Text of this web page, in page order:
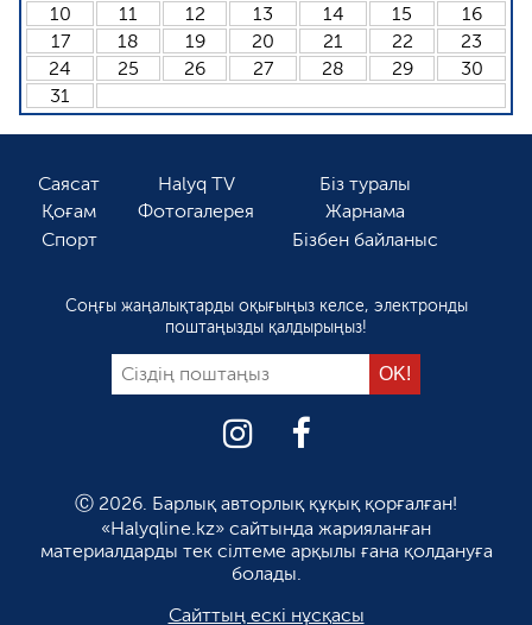
10
11 12 13 14 15
16
17
18 19 20 21 22
23
24
25 26 27 28 29
30
31
Саясат
Қоғам
Спорт
Halyq TV
Фотогалерея
Біз туралы
Жарнама
Бізбен байланыс
Соңғы жаңалықтарды оқығыңыз келсе, электронды
поштаңызды қалдырыңыз!
Ⓒ 2026. Барлық авторлық құқық қорғалған!
«Halyqline.kz» сайтында жарияланған
материалдарды тек сілтеме арқылы ғана қолдануға
болады.
Сайттың ескі нұсқасы